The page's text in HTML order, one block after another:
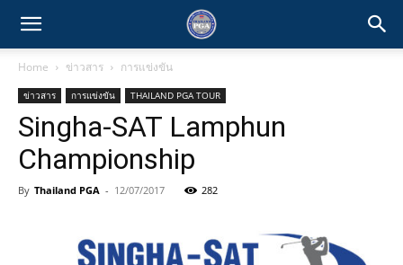
Home ข่าวสาร การแข่งขัน
ข่าวสาร การแข่งขัน THAILAND PGA TOUR
Singha-SAT Lamphun
Championship
By Thailand PGA - 12/07/2017 282